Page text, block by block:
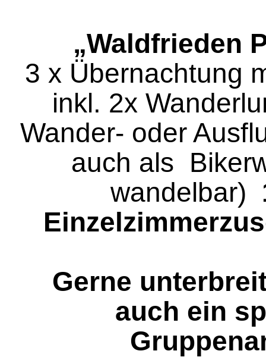
„Waldfrieden
3 x Übernachtung
inkl. 2x
Wander- oder
auch als
wandelbar)
Gerne
auch ein